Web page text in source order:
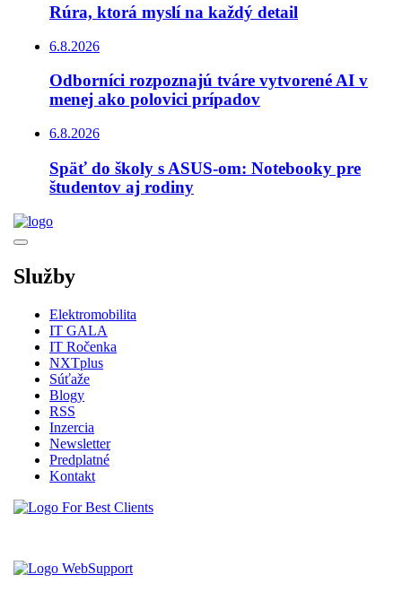
Rúra, ktorá myslí na každý detail
6.8.2026
Odborníci rozpoznajú tváre vytvorené AI v
menej ako polovici prípadov
6.8.2026
Späť do školy s ASUS-om: Notebooky pre
študentov aj rodiny
Služby
Elektromobilita
IT GALA
IT Ročenka
NXTplus
Súťaže
Blogy
RSS
Inzercia
Newsletter
Predplatné
Kontakt